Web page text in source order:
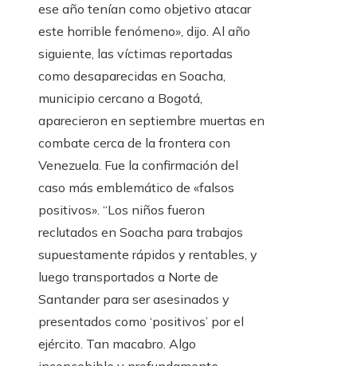
ese año tenían como objetivo atacar
este horrible fenómeno», dijo. Al año
siguiente, las víctimas reportadas
como desaparecidas en Soacha,
municipio cercano a Bogotá,
aparecieron en septiembre muertas en
combate cerca de la frontera con
Venezuela. Fue la confirmación del
caso más emblemático de «falsos
positivos». “Los niños fueron
reclutados en Soacha para trabajos
supuestamente rápidos y rentables, y
luego transportados a Norte de
Santander para ser asesinados y
presentados como ‘positivos’ por el
ejército. Tan macabro. Algo